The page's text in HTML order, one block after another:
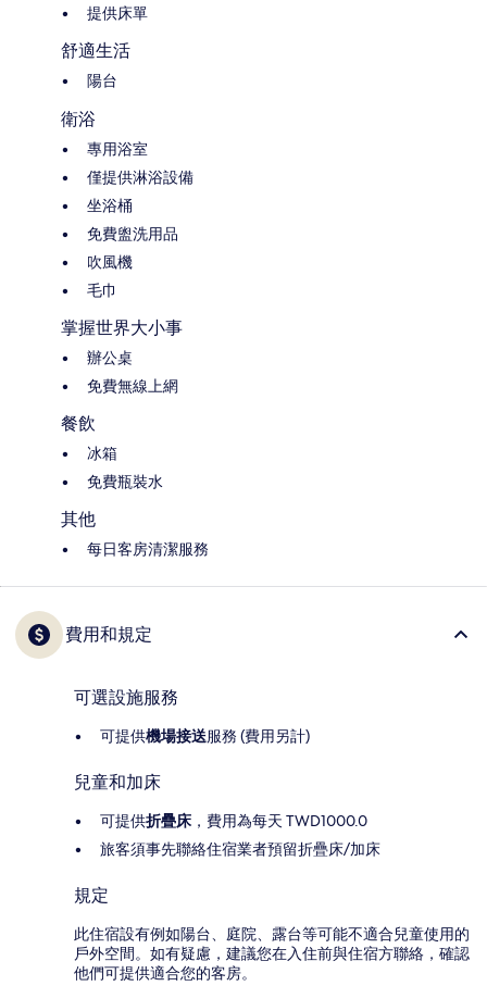
提供床單
舒適生活
陽台
衛浴
專用浴室
僅提供淋浴設備
坐浴桶
免費盥洗用品
吹風機
毛巾
掌握世界大小事
辦公桌
免費無線上網
餐飲
冰箱
免費瓶裝水
其他
每日客房清潔服務
費用和規定
可選設施服務
可提供機場接送服務 (費用另計)
兒童和加床
可提供折疊床 ，費用為每天 TWD1000.0
旅客須事先聯絡住宿業者預留折疊床/加床
規定
此住宿設有例如陽台、庭院、露台等可能不適合兒童使用的
戶外空間。如有疑慮，建議您在入住前與住宿方聯絡，確認
他們可提供適合您的客房。